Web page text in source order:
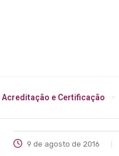
Acreditação e Certificação
9 de agosto de 2016